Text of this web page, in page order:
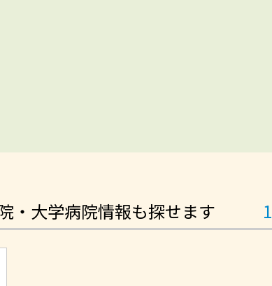
・大学病院情報も探せます 1